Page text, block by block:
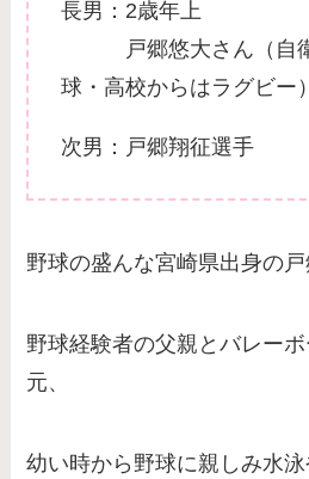
長男：2歳年上
戸郷悠大さん（自衛
球・高校からはラグビー）
次男：戸郷翔征選手
野球の盛んな宮崎県出身の戸
野球経験者の父親とバレー
元、
幼い時から野球に親しみ水